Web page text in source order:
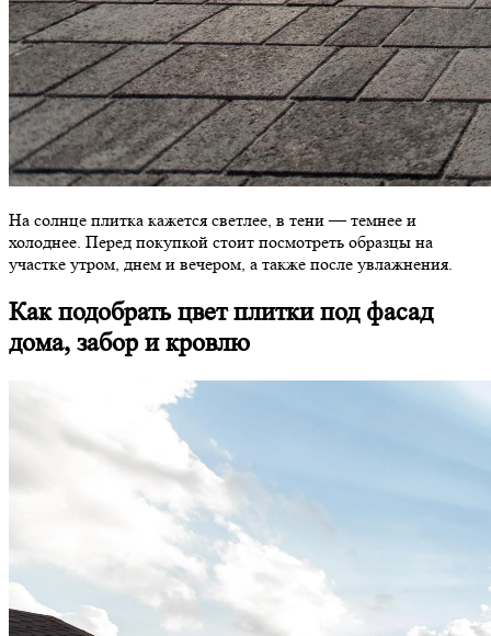
На солнце плитка кажется светлее, в тени — темнее и
холоднее. Перед покупкой стоит посмотреть образцы на
участке утром, днем и вечером, а также после увлажнения.
Как подобрать цвет плитки под фасад
дома, забор и кровлю